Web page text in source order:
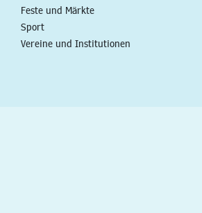
Feste und Märkte
Sport
Vereine und Institutionen